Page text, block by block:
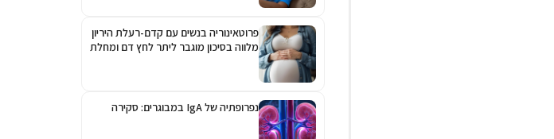
פרוטאינוריה בנשים עם קדם-רעלת היריון
מלווה בסיכון מוגבר ליתר לחץ דם ומחלת
נפרופתיה של IgA במבוגרים: סקירה